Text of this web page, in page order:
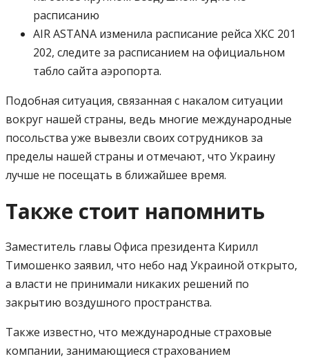
расписанию
AIR ASTANA изменила расписание рейса XKC 201
202, следите за расписанием на официальном
табло сайта аэропорта.
Подобная ситуация, связанная с накалом ситуации
вокруг нашей страны, ведь многие международные
посольства уже вывезли своих сотрудников за
пределы нашей страны и отмечают, что Украину
лучше не посещать в ближайшее время.
Также стоит напомнить
Заместитель главы Офиса президента Кирилл
Тимошенко заявил, что небо над Украиной открыто,
а власти не принимали никаких решений по
закрытию воздушного пространства.
Также известно, что международные страховые
компании, занимающиеся страхованием